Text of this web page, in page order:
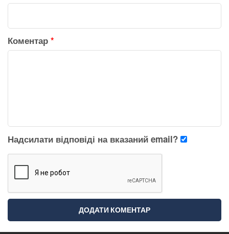
Коментар *
Надсилати відповіді на вказаний email?